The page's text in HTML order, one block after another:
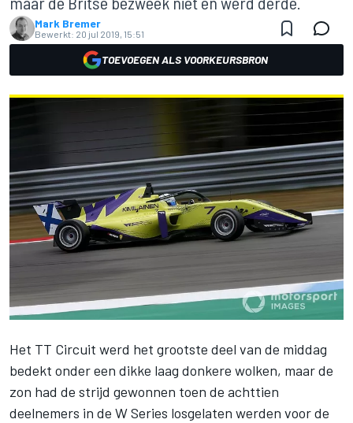
Mark Bremer
Bewerkt: 20 jul 2019, 15:51
TOEVOEGEN ALS VOORKEURSBRON
Het TT Circuit werd het grootste deel van de middag
bedekt onder een dikke laag donkere wolken, maar de
zon had de strijd gewonnen toen de achttien
deelnemers in de W Series losgelaten werden voor de